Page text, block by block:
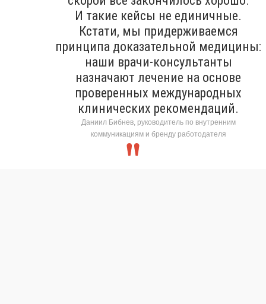
И такие кейсы не единичные.
Кстати, мы придерживаемся
принципа доказательной медицины:
наши врачи-консультанты
назначают лечение на основе
проверенных международных
клинических рекомендаций.
Даниил Бибнев, руководитель по внутренним
коммуникациям и бренду работодателя